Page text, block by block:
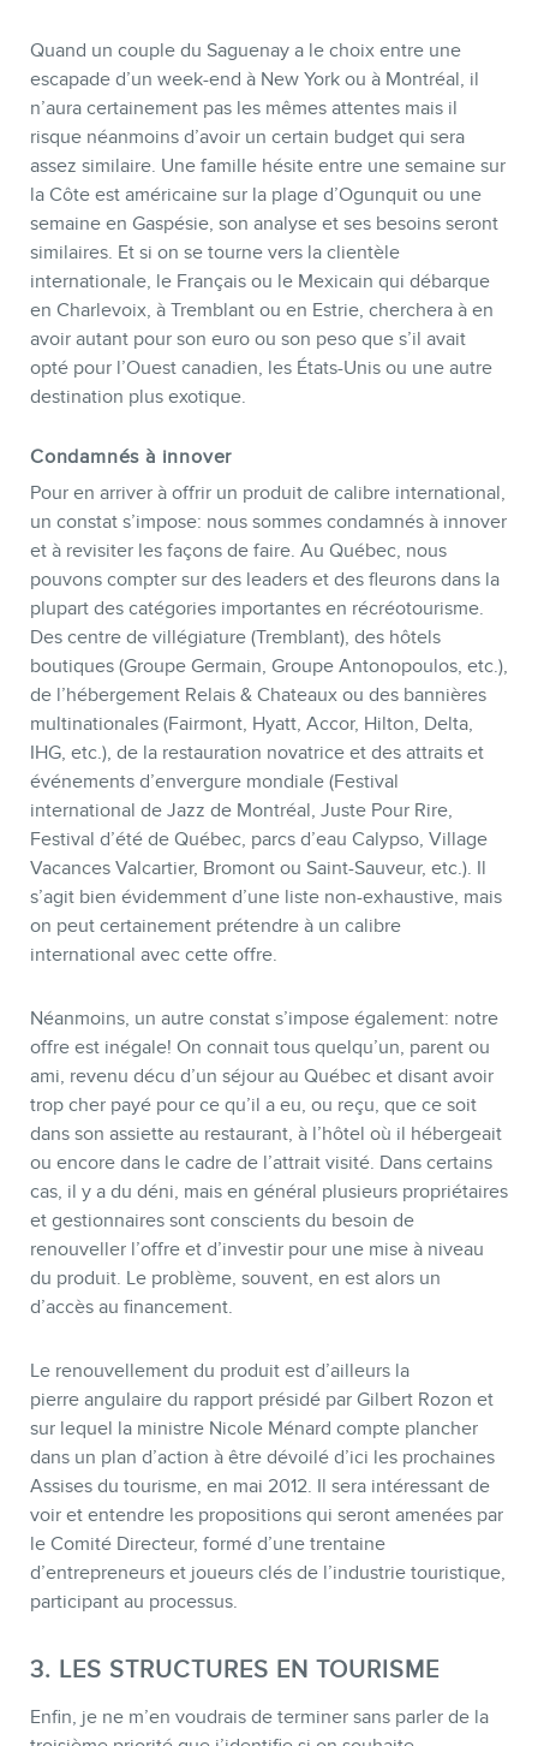
MEMBRES
INFOLETTRE
Quand un couple du Saguenay a le choix entre une
escapade d’un week-end à New York ou à Montréal, il
n’aura certainement pas les mêmes attentes mais il
risque néanmoins d’avoir un certain budget qui sera
assez similaire. Une famille hésite entre une semaine sur
la Côte est américaine sur la plage d’Ogunquit ou une
semaine en Gaspésie, son analyse et ses besoins seront
similaires. Et si on se tourne vers la clientèle
internationale, le Français ou le Mexicain qui débarque
en Charlevoix, à Tremblant ou en Estrie, cherchera à en
avoir autant pour son euro ou son peso que s’il avait
opté pour l’Ouest canadien, les États-Unis ou une autre
destination plus exotique.
Condamnés à innover
Pour en arriver à offrir un produit de calibre international,
un constat s’impose: nous sommes condamnés à innover
et à revisiter les façons de faire. Au Québec, nous
pouvons compter sur des leaders et des fleurons dans la
plupart des catégories importantes en récréotourisme.
Des centre de villégiature (Tremblant), des hôtels
boutiques (Groupe Germain, Groupe Antonopoulos, etc.),
de l’hébergement Relais & Chateaux ou des bannières
multinationales (Fairmont, Hyatt, Accor, Hilton, Delta,
IHG, etc.), de la restauration novatrice et des attraits et
événements d’envergure mondiale (Festival
international de Jazz de Montréal, Juste Pour Rire,
Festival d’été de Québec, parcs d’eau Calypso, Village
Vacances Valcartier, Bromont ou Saint-Sauveur, etc.). Il
s’agit bien évidemment d’une liste non-exhaustive, mais
on peut certainement prétendre à un calibre
international avec cette offre.
Néanmoins, un autre constat s’impose également: notre
offre est inégale! On connait tous quelqu’un, parent ou
ami, revenu décu d’un séjour au Québec et disant avoir
trop cher payé pour ce qu’il a eu, ou reçu, que ce soit
dans son assiette au restaurant, à l’hôtel où il hébergeait
ou encore dans le cadre de l’attrait visité. Dans certains
cas, il y a du déni, mais en général plusieurs propriétaires
et gestionnaires sont conscients du besoin de
renouveller l’offre et d’investir pour une mise à niveau
du produit. Le problème, souvent, en est alors un
d’accès au financement.
Le renouvellement du produit est d’ailleurs la
pierre angulaire du rapport présidé par Gilbert Rozon et
sur lequel la ministre Nicole Ménard compte plancher
dans un plan d’action à être dévoilé d’ici les prochaines
Assises du tourisme, en mai 2012. Il sera intéressant de
voir et entendre les propositions qui seront amenées par
le Comité Directeur, formé d’une trentaine
d’entrepreneurs et joueurs clés de l’industrie touristique,
participant au processus.
3. LES STRUCTURES EN TOURISME
Enfin, je ne m’en voudrais de terminer sans parler de la